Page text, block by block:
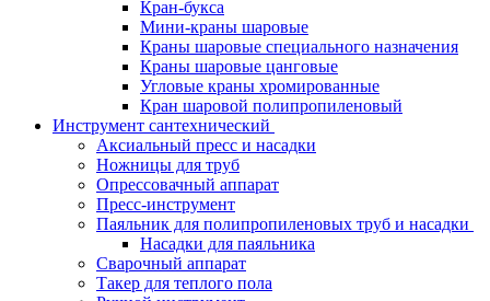
Кран-букса
Мини-краны шаровые
Краны шаровые специального назначения
Краны шаровые цанговые
Угловые краны хромированные
Кран шаровой полипропиленовый
Инструмент сантехнический
Аксиальный пресс и насадки
Ножницы для труб
Опрессовачный аппарат
Пресс-инструмент
Паяльник для полипропиленовых труб и насадки
Насадки для паяльника
Сварочный аппарат
Такер для теплого пола